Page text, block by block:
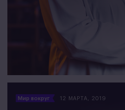
Мир вокруг 12 МАРТА, 2019